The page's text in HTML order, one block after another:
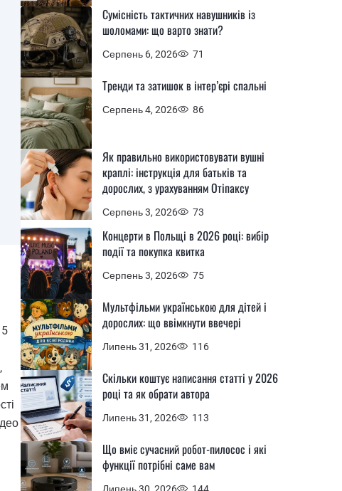
Серпень 6, 2026 71
Сумісність тактичних навушників із
шоломами: що варто знати?
Серпень 4, 2026 86
Тренди та затишок в інтер’єрі спальні
Серпень 3, 2026 73
Як правильно використовувати вушні
краплі: інструкція для батьків та
дорослих, з урахуванням Отіпаксу
Серпень 3, 2026 75
Концерти в Польщі в 2026 році: вибір
події та покупка квитка
Липень 31, 2026 116
Мультфільми українською для дітей і
дорослих: що ввімкнути ввечері
Липень 31, 2026 113
Скільки коштує написання статті у 2026
році та як обрати автора
Липень 30, 2026 144
Що вміє сучасний робот-пилосос і які
функції потрібні саме вам